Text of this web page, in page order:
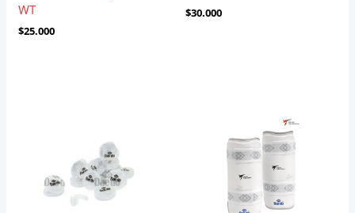
WT
$25.000
$30.000